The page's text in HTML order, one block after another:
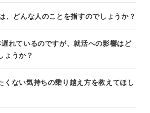
、どんな人のことを指すのでしょうか？
れているのですが、就活への影響はど
ょうか？
くない気持ちの乗り越え方を教えてほし